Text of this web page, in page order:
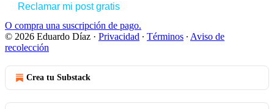
Reclamar mi post gratis
O compra una suscripción de pago.
© 2026 Eduardo Díaz · Privacidad ∙ Términos ∙ Aviso de
recolección
Crea tu Substack